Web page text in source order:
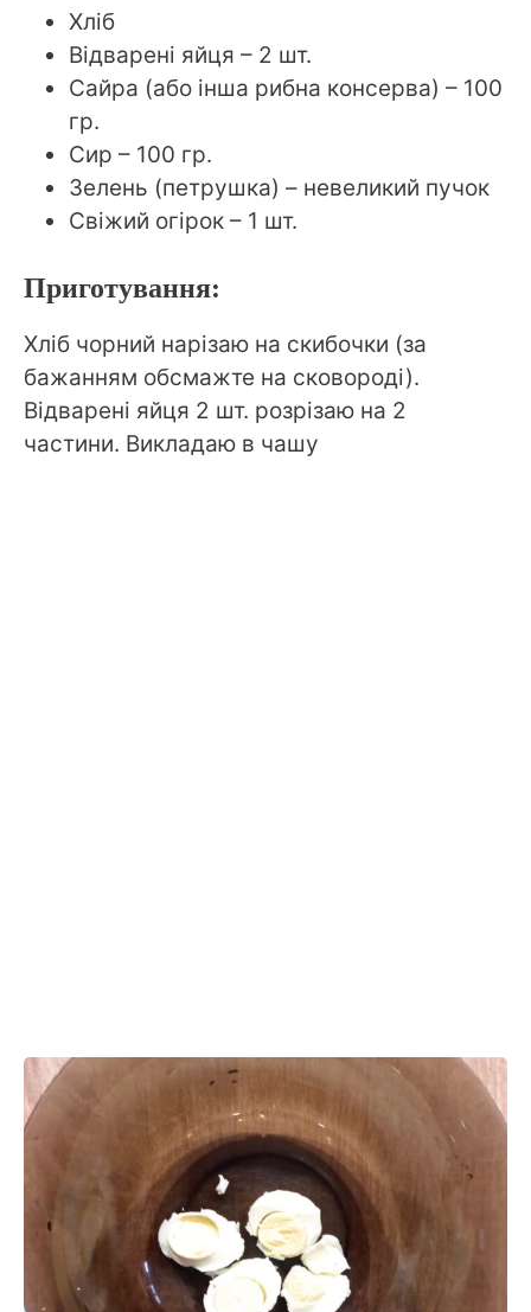
Хліб
Відварені яйця – 2 шт.
Сайра (або інша рибна консерва) – 100
гр.
Сир – 100 гр.
Зелень (петрушка) – невеликий пучок
Свіжий огірок – 1 шт.
Приготування:
Хліб чорний нарізаю на скибочки (за
бажанням обсмажте на сковороді).
Відварені яйця 2 шт. розрізаю на 2
частини. Викладаю в чашу